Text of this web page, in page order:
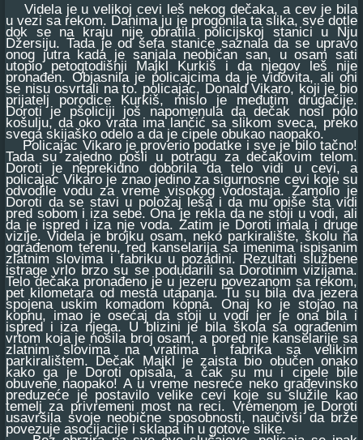
Videla je u velikoj cevi leš nekog dečaka, a cev je bila
u vezi sa rekom. Danima ju je progonila ta slika, sve dotle
dok se na kraju nije obratila policijskoj stanici u Nju
Džersiju. Tada je od šefa stanice saznala da se upravo
onog jutra kada je sanjala neobičan san, u osam sati
utopio petogtodišnji Majkl Kurkiš i da njegov leš nije
pronađen. Objasnila je policajcima da je vidovita, ali oni
se nisu osvrtali na to. policajac, Donald Vikaro, koji je bio
prijatelj porodice Kurkiš, mislo je međutim drugačije.
Doroti je pšoliciji još napomenula da dečak nosi polo
košulju, da oko vrata ima lančić sa slikom sveca, preko
svega skijaško odelo a da je cipele obukao naopako.
Policajac Vikaro je proverio podatke i sve je bilo tačno!
Tada su zajedno pošli u potragu za dečakovim telom.
Doroti je neprekidno doborila da telo vidi u cevi, a
policajac Vikaro je znao jedino za sigurnosne cevi koje su
odvodile vodu za vreme visokog vodostaja. Zamolio je
Doroti da se stavi u položaj leša i da mu opiše šta vidi
pred sobom i iza sebe. Ona je rekla da ne stoji u vodi, ali
da je ispred i iza nje voda. Zatim je Doroti imala i druge
vizije. Videla je brojku osam, neko parkiralište, školu na
ograđenom terenu, red kanselarija sa imenima ispisanim
zlatnim slovima i fabriku u pozadini. Rezultati službene
istrage vrlo brzo su se podudarili sa Dorotinim vizijama.
Telo dečaka pronađeno je u jezeru povezanom sa rekom,
pet kilometara od mesta utapanja. Tu su bila dva jezera
spojena uskim komadom kopna. Onaj ko je stojao na
kopnu, imao je osećaj da stoji u vodi jer je ona bila i
ispred i iza njega. U blizini je bila škola sa ograđenim
vrtom koja je nosila broj osam, a pored nje kanselarije sa
zlatnim slovima na vratima i fabrika sa velikim
parkiralištem. Dečak Majkl je zaista bio obučen onako
kako ga je Doroti opisala, a čak su mu i cipele bile
obuvene naopako! A u vreme nesreće neko građevinsko
preduzeće je postavilo velike cevi koje su služile kao
temelj za privremeni most na reci. Vremenom je Doroti
usavršila svoje neobične sposobnosti, naučivši da brže
povezuje asocijacije i sklapa ih u gotove slike.